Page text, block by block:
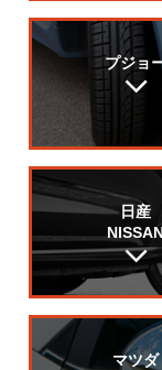
プジョ
日産
マツダ